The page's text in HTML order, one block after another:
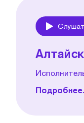
Play